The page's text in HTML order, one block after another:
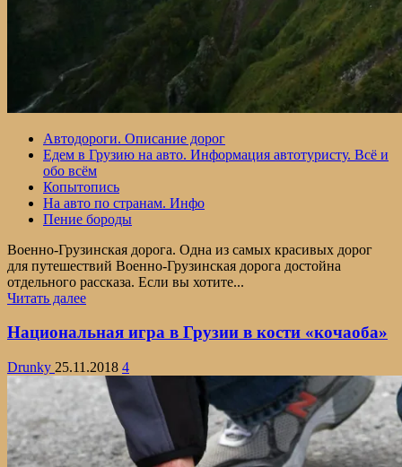
Автодороги. Описание дорог
Едем в Грузию на авто. Информация автотуристу. Всё и
обо всём
Копытопись
На авто по странам. Инфо
Пение бороды
Военно-Грузинская дорога. Одна из самых красивых дорог
для путешествий Военно-Грузинская дорога достойна
отдельного рассказа. Если вы хотите...
Читать далееПрочитать
о
Грузинская
дорога
на
своём
авто.
Личные
впечатления
Национальная игра в Грузии в кости «кочаоба»
Drunky 25.11.2018 4